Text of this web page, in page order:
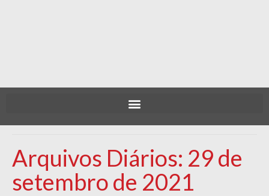
Arquivos Diários: 29 de
setembro de 2021